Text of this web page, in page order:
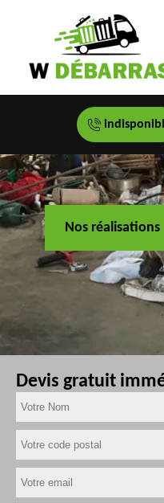
Nos réalisations
Devis gratuit